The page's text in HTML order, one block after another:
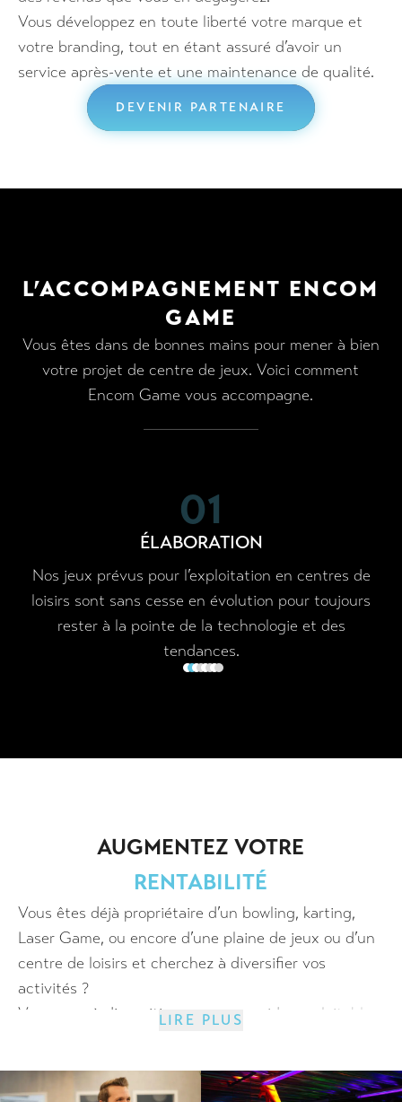
Vous développez en toute liberté votre marque et
votre branding, tout en étant assuré d’avoir un
service après-vente et une maintenance de qualité.
DEVENIR PARTENAIRE
L’ACCOMPAGNEMENT ENCOM
GAME
Vous êtes dans de bonnes mains pour mener à bien
votre projet de centre de jeux. Voici comment
Encom Game vous accompagne.
01
ÉLABORATION
Nos jeux prévus pour l’exploitation en centres de
loisirs sont sans cesse en évolution pour toujours
rester à la pointe de la technologie et des
tendances.
AUGMENTEZ VOTRE
RENTABILITÉ
Vous êtes déjà propriétaire d’un bowling, karting,
Laser Game, ou encore d’une plaine de jeux ou d’un
centre de loisirs et cherchez à diversifier vos
activités ?
Vous avez à disposition un espace vide, exploitable
peuvent vous y aider :
LIRE PLUS